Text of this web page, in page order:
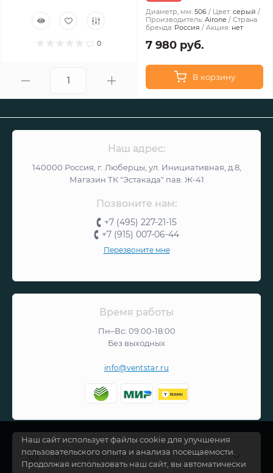
0
Диаметр, мм: 506 Цвет: серый
Производитель: Airone
Страна
бренда: Россия Акция: нет
7 980 руб.
В корзину
Наш адрес:
140000 Россия, г. Люберцы, ул. Инициативная, д.8,
Магазин ТК "Эстакада" пав. Ж-41
Позвоните нам:
+7 (495) 227-21-15
+7 (915) 007-06-44
Перезвоните мне
Время работы
Пн–Вс: 09:00-18:00
Без выходных
info@ventstar.ru
Информация
Наш сайт использует файлы cookie для улучшения
пользовательского опыта и анализа посещаемости.
Продолжая использовать наш сайт, вы автоматически